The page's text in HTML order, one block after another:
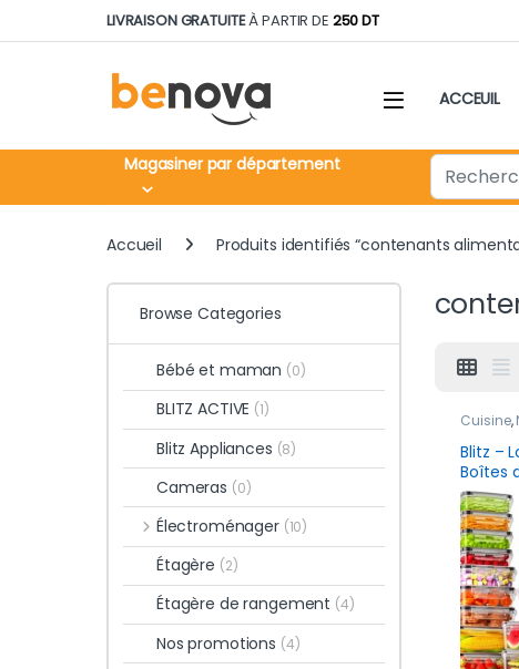
Skip to navigation
Skip to contentLIVRAISON GRATUITEÀ PARTIR DE 250 DT
ACCEUIL
Magasiner par département Search for:
Accueil Produits identifiés “contenants
Cuisine,
Blitz –
Boîtes
24
Browse Categories
Bébé et maman (0)
BLITZ ACTIVE (1)
Blitz Appliances (8)
Cameras (0)
Électroménager (10)
Étagère (2)
Étagère de rangement (4)
Nos promotions (4)